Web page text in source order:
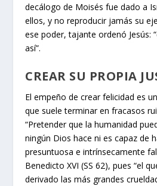
decálogo de Moisés fue dado a
ellos, y no reproducir jamás su
ese poder, tajante ordenó Jesús:
así”.
CREAR SU PROPIA
El empeño de crear felicidad es
que suele terminar en fracasos
“Pretender que la humanidad
ningún Dios hace ni es capaz de
presuntuosa e intrínsecamente
Benedicto XVI (SS 62), pues “el
derivado las más grandes